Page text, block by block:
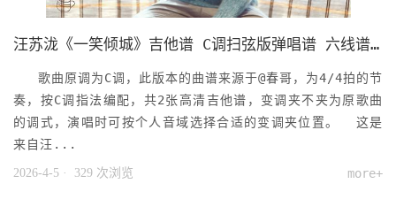
汪苏泷《一笑倾城》吉他谱 C调扫弦版弹唱谱 六线谱乐谱
歌曲原调为C调，此版本的曲谱来源于@春哥，为4/4拍的节
奏，按C调指法编配，共2张高清吉他谱，变调夹不夹为原歌曲
的调式，演唱时可按个人音域选择合适的变调夹位置。 这是
来自汪...
2026-4-5 · 329 次浏览 more+